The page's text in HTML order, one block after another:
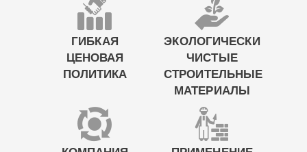
ГИБКАЯ
ЦЕНОВАЯ
ПОЛИТИКА
ЭКОЛОГИЧЕСКИ
ЧИСТЫЕ
СТРОИТЕЛЬНЫЕ
МАТЕРИАЛЫ